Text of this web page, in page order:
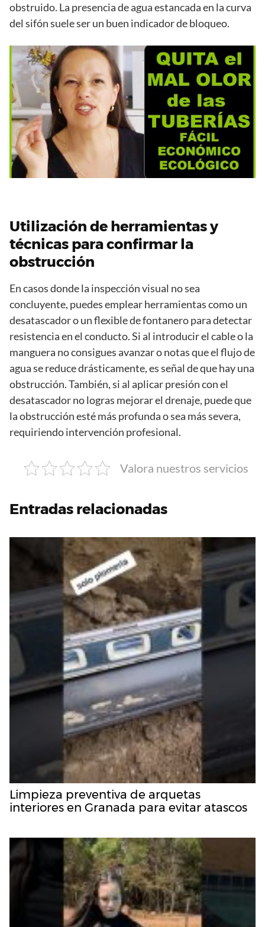
obstruido. La presencia de agua estancada en la curva
del sifón suele ser un buen indicador de bloqueo.
Utilización de herramientas y
técnicas para confirmar la
obstrucción
En casos donde la inspección visual no sea
concluyente, puedes emplear herramientas como un
desatascador o un flexible de fontanero para detectar
resistencia en el conducto. Si al introducir el cable o la
manguera no consigues avanzar o notas que el flujo de
agua se reduce drásticamente, es señal de que hay una
obstrucción. También, si al aplicar presión con el
desatascador no logras mejorar el drenaje, puede que
la obstrucción esté más profunda o sea más severa,
requiriendo intervención profesional.
Valora nuestros servicios
Entradas relacionadas
Limpieza preventiva de arquetas
interiores en Granada para evitar atascos